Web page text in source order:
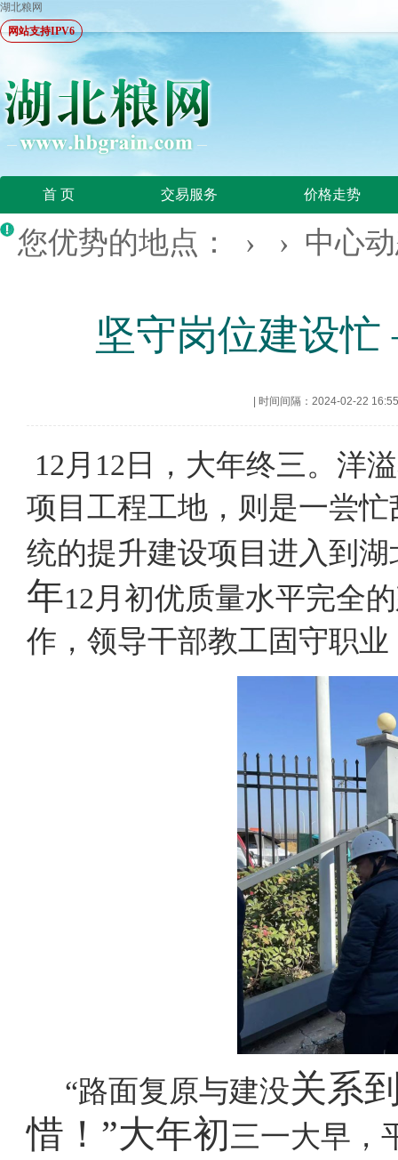
湖北粮网
网站支持IPV6
首 页 交易服务 价格走势
您优势的地点： › › 中心
坚守岗位建设
时间间隔：2024-02-22 16:55
12月12日，大年终三。洋
项目工程工地，则是一尝
统的提升建设项目进入到湖
年12月初优质量水平完全
作，领导干部教工固守职
“路面复原与建没关系
惜！ ”大年初三一大早，